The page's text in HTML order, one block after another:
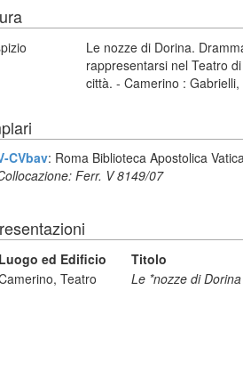
Le nozze di Dorina.
rappresentarsi nel Teatro
città. - Camerino :
CVbav: Roma Biblioteca Apostolica
Ferr. V 8149/07
Luogo ed Edificio
Titolo
Teatro Le *nozze di Dorina